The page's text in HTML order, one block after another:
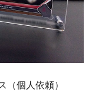
（個人依頼）